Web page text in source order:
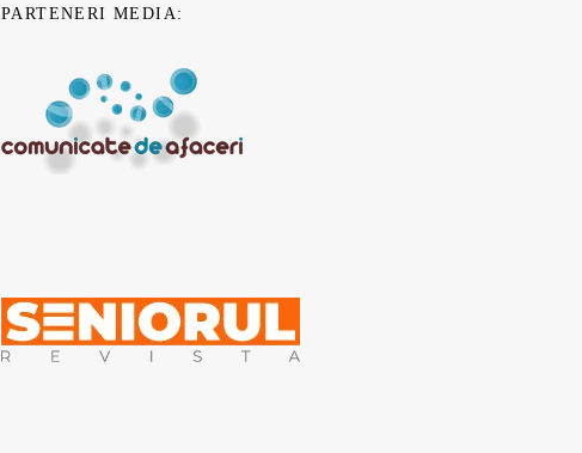
PARTENERI MEDIA: